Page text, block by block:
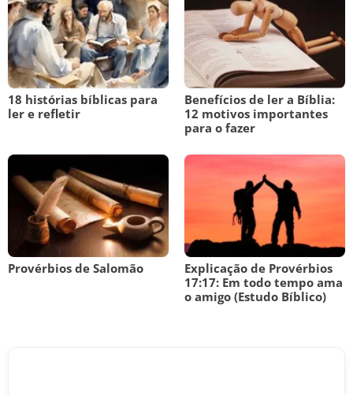
18 histórias bíblicas para
ler e refletir
Benefícios de ler a Bíblia:
12 motivos importantes
para o fazer
Provérbios de Salomão
Explicação de Provérbios
17:17: Em todo tempo ama
o amigo (Estudo Bíblico)